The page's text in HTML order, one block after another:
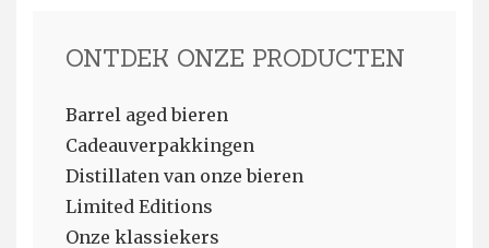
ONTDEK ONZE PRODUCTEN
Barrel aged bieren
Cadeauverpakkingen
Distillaten van onze bieren
Limited Editions
Onze klassiekers